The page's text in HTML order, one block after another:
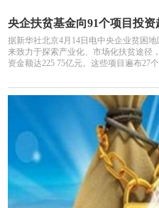
央企扶贫基金向91个项目投资
据新华社北京4月14日电中央企业贫困
来致力于探索产业化、市场化扶贫途径
资金额达225 75亿元。这些项目遍布27